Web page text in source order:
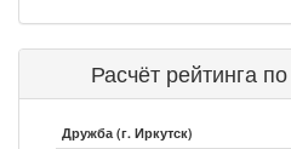
Расчёт рейтинга
Дружба (г. Иркутск)